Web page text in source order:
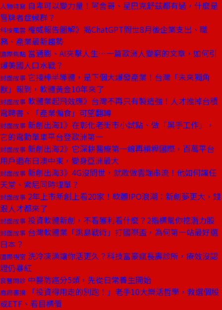
人物特寫 自卑可以變力量！阿舍哥、星巴克舒茲都有過，什麼是
冒牌者症候群？
科技風雲 權威報告圖解》揭ChatGPT問世8月後企業支出、職
務、產業最新趨勢
國際焦點 當通膨、AI夾擊人生⋯一篇歐洲人變窮的文章，如何引
爆美國人口水戰？
封面故事 它接棒半導體，是下個大爆發產業！台灣「未來獨角
獸」報到，軟體黃金10年來了
封面故事 軟體業起飛效應》台灣不再只有製造強！人才推掉台積
電聘書、「產業偏食」可望翻轉
封面故事 新創出海1》在彰化老街市小試點、做「黑手工作」，
它的電動單車平台登歐洲第一
封面故事 新創出海2》它深耕醫療第一線再槓桿國際，百萬平台
用戶遍布日澳中東，變身亞洲最大
封面故事 新創出海3》4G沒問世，就敢做雲端串流！他如何讓任
天堂、索尼同時埋單？
封面故事 2年上市新創上看20家！軟體IPO浪潮：新創夢更大，錢
跟人才都來了
封面故事 投資軟體新創，不看獲利看什麼？2指標幫你挖潛力股
封面故事 台灣軟體業「跳島戰術」打國際盃，為何第一站最好選
日本？
國際視窗 洗冷凍澡讓你活更久？科技富豪瘋長壽診所，療效沒認
證仍暴紅
良醫問診 中醫防癌分5類，先從日常養生開始
商周書摘
「投資得用走的別跑！」老手10大樂活哲學，教選個股
或ETF、看目標價